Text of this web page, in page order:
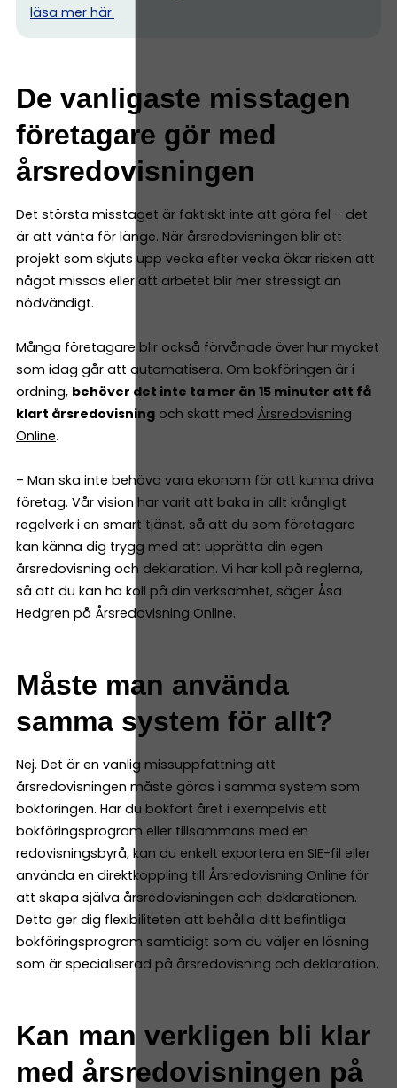
läsa mer här.
De vanligaste misstagen
företagare gör med
årsredovisningen
Det största misstaget är faktiskt inte att göra fel – det
är att vänta för länge. När årsredovisningen blir ett
projekt som skjuts upp vecka efter vecka ökar risken att
något missas eller att arbetet blir mer stressigt än
nödvändigt.
Många företagare blir också förvånade över hur mycket
som idag går att automatisera. Om bokföringen är i
ordning, behöver det inte ta mer än 15 minuter att få
klart årsredovisning och skatt med Årsredovisning
Online.
– Man ska inte behöva vara ekonom för att kunna driva
företag. Vår vision har varit att baka in allt krångligt
regelverk i en smart tjänst, så att du som företagare
kan känna dig trygg med att upprätta din egen
årsredovisning och deklaration. Vi har koll på reglerna,
så att du kan ha koll på din verksamhet, säger Åsa
Hedgren på Årsredovisning Online.
Måste man använda
samma system för allt?
Nej. Det är en vanlig missuppfattning att
årsredovisningen måste göras i samma system som
bokföringen. Har du bokfört året i exempelvis ett
bokföringsprogram eller tillsammans med en
redovisningsbyrå, kan du enkelt exportera en SIE-fil eller
använda en direktkoppling till Årsredovisning Online för
att skapa själva årsredovisningen och deklarationen.
Detta ger dig flexibiliteten att behålla ditt befintliga
bokföringsprogram samtidigt som du väljer en lösning
som är specialiserad på årsredovisning och deklaration.
Kan man verkligen bli klar
med årsredovisningen på